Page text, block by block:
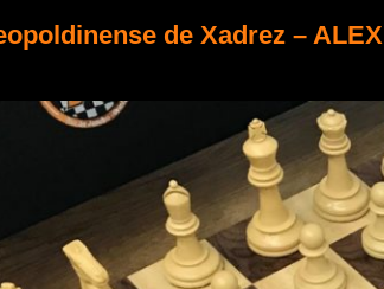
de Xadrez – ALEX